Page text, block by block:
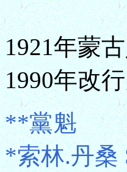
1921年蒙
1990年改
**黨魁
*索林.丹桑